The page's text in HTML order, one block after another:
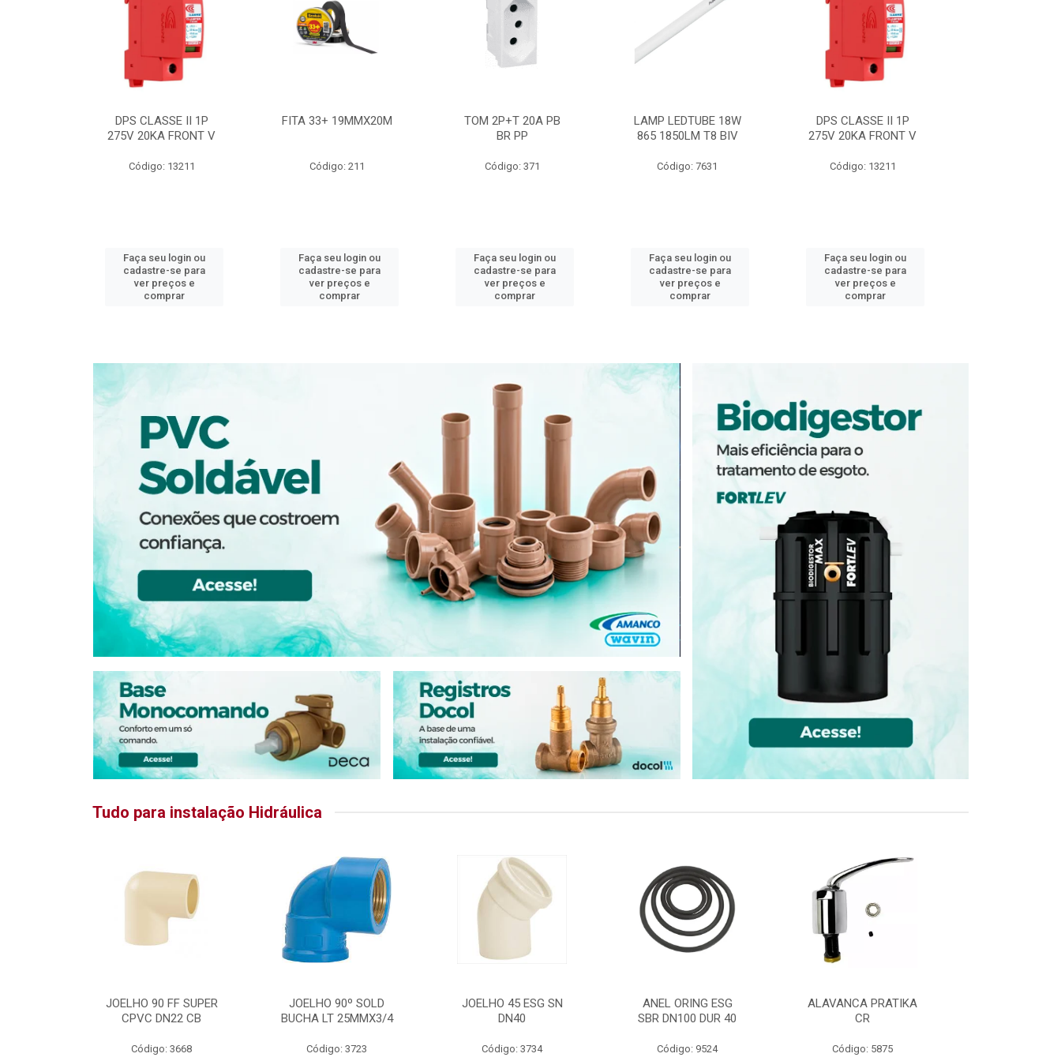
DPS CLASSE II 1P
275V 20KA FRONT V
Código: 13211
Faça seu login ou
cadastre-se para
ver preços e
comprar
FITA 33+ 19MMX20M
Código: 211
Faça seu login ou
cadastre-se para
ver preços e
comprar
TOM 2P+T 20A PB
BR PP
Código: 371
Faça seu login ou
cadastre-se para
ver preços e
comprar
LAMP LEDTUBE 18W
865 1850LM T8 BIV
Código: 7631
Faça seu login ou
cadastre-se para
ver preços e
comprar
DPS CLASSE II 1P
275V 20KA FRONT V
Código: 13211
Faça seu login ou
cadastre-se para
ver preços e
comprar
Tudo para instalação Hidráulica
JOELHO 90 FF SUPER
CPVC DN22 CB
Código: 3668
JOELHO 90º SOLD
BUCHA LT 25MMX3/4
Código: 3723
JOELHO 45 ESG SN
DN40
Código: 3734
ANEL ORING ESG
SBR DN100 DUR 40
Código: 9524
ALAVANCA PRATIKA
CR
Código: 5875